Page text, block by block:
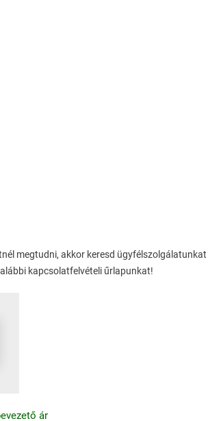
megtudni, akkor keresd ügyfélszolgálatunkat
kapcsolatfelvételi űrlapunkat!
ár